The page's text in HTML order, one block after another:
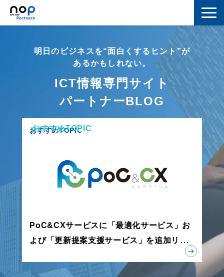
マーケティング
セキュリティ
コラボレーション
IT用語解説
明日のビジネスを“面白くするヒント”が
あるかもしれない。
ICT情報専門サイト
パートナーBLOG
おすすめTOPIC
PoC&CXサービスに「最適化サービス」お
よび「更新提案支援サービス」を追加リリ
おすすめTOPIC